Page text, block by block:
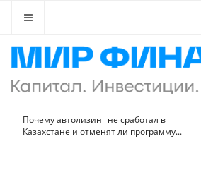
Почему автолизинг не сработал в
Казахстане и отменят ли программу...